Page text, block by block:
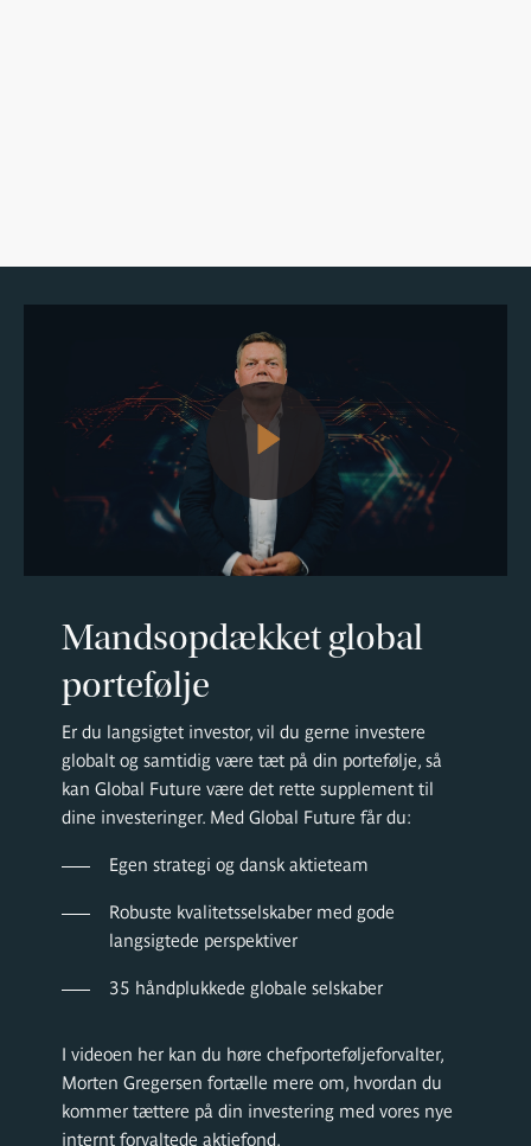
Mandsopdækket global
portefølje
Er du langsigtet investor, vil du gerne investere
globalt og samtidig være tæt på din portefølje, så
kan Global Future være det rette supplement til
dine investeringer. Med Global Future får du:
Egen strategi og dansk aktieteam
Robuste kvalitetsselskaber med gode
langsigtede perspektiver
35 håndplukkede globale selskaber
I videoen her kan du høre chefporteføljeforvalter,
Morten Gregersen fortælle mere om, hvordan du
kommer tættere på din investering med vores nye
internt forvaltede aktiefond.